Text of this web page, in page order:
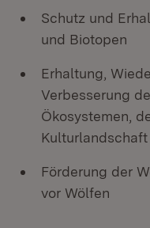
Schutz und
und Biotopen
Erhaltung,
Verbesserung
Ökosystemen,
Kulturlandschaft
Förderung der
vor Wölfen